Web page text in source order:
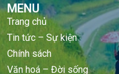
MENU
Trang chủ
Tin tức – Sự kiện
Chính sách
Văn hoá – Đời sống